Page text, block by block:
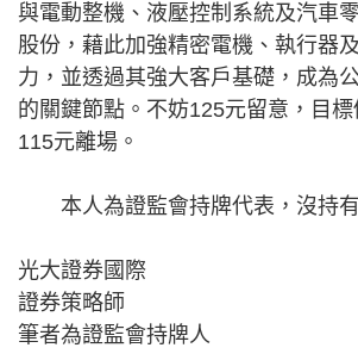
與電動整機、液壓控制系統及汽車
股份，藉此加強精密電機、執行器
力，並透過其強大客戶基礎，成為
的關鍵節點。不妨125元留意，目
115元離場。
本人為證監會持牌代表，沒持有
光大證券國際
證券策略師
筆者為證監會持牌人